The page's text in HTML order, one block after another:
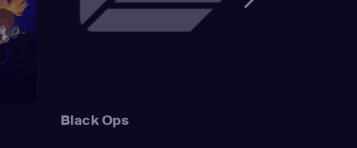
/ Ralph
/ Comic
Black Ops